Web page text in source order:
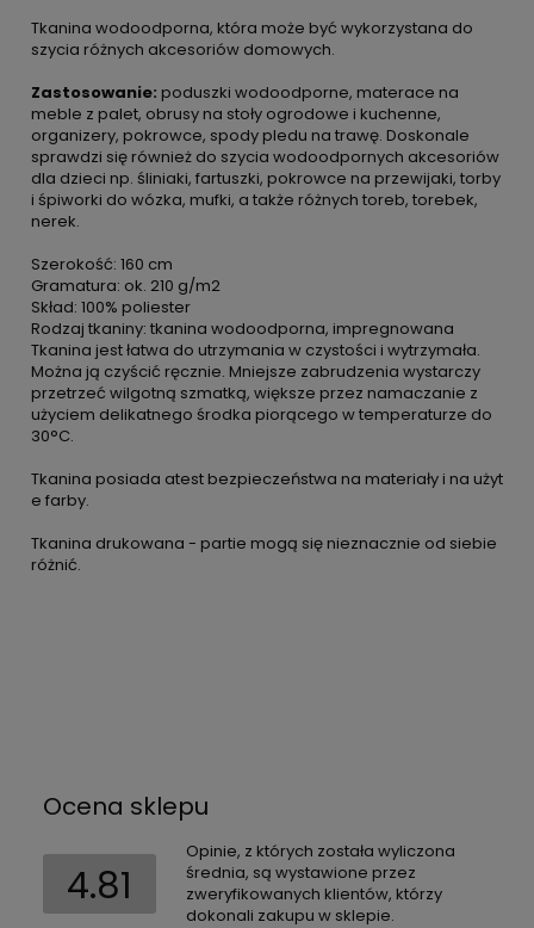
Tkanina wodoodporna, która może być wykorzystana do
szycia różnych akcesoriów domowych.
Zastosowanie: poduszki wodoodporne, materace na
meble z palet, obrusy na stoły ogrodowe i kuchenne,
organizery, pokrowce, spody pledu na trawę. Doskonale
sprawdzi się również do szycia wodoodpornych akcesoriów
dla dzieci np. śliniaki, fartuszki, pokrowce na przewijaki, torby
i śpiworki do wózka, mufki, a także różnych toreb, torebek,
nerek.
Szerokość: 160 cm
Gramatura: ok. 210 g/m2
Skład: 100% poliester
Rodzaj tkaniny: tkanina wodoodporna, impregnowana
Tkanina jest łatwa do utrzymania w czystości i wytrzymała.
Można ją czyścić ręcznie. Mniejsze zabrudzenia wystarczy
przetrzeć wilgotną szmatką, większe przez namaczanie z
użyciem delikatnego środka piorącego w temperaturze do
30°C.
Tkanina posiada atest bezpieczeństwa na materiały i na użyt
e farby.
Tkanina drukowana - partie mogą się nieznacznie od siebie
różnić.
Ocena sklepu
4.81
Opinie, z których została wyliczona
średnia, są wystawione przez
zweryfikowanych klientów, którzy
dokonali zakupu w sklepie.